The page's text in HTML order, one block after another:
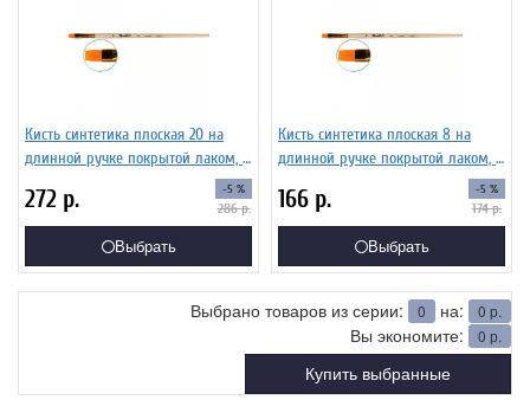
Кисть синтетика плоская 20 на
длинной ручке покрытой лаком, с
укороченной вставкой Серия 1322
ЖС2-0,02Ж
272 р. -5 %
286р.
Выбрать
Кисть синтетика плоская 8 на
длинной ручке покрытой лаком, с
укороченной вставкой Серия 1322
ЖС2-08,02Ж
166 р. -5 %
174р.
Выбрать
Выбрано товаров из серии: 0 на: 0 р.
Вы экономите: 0 р.
Купить выбранные